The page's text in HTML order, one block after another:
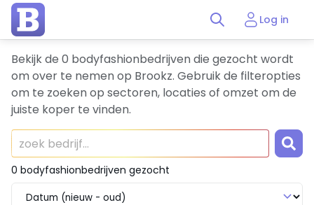
Log in
Bekijk de 0 bodyfashionbedrijven die gezocht wordt
om over te nemen op Brookz. Gebruik de filteropties
om te zoeken op sectoren, locaties of omzet om de
juiste koper te vinden.
0 bodyfashionbedrijven gezocht